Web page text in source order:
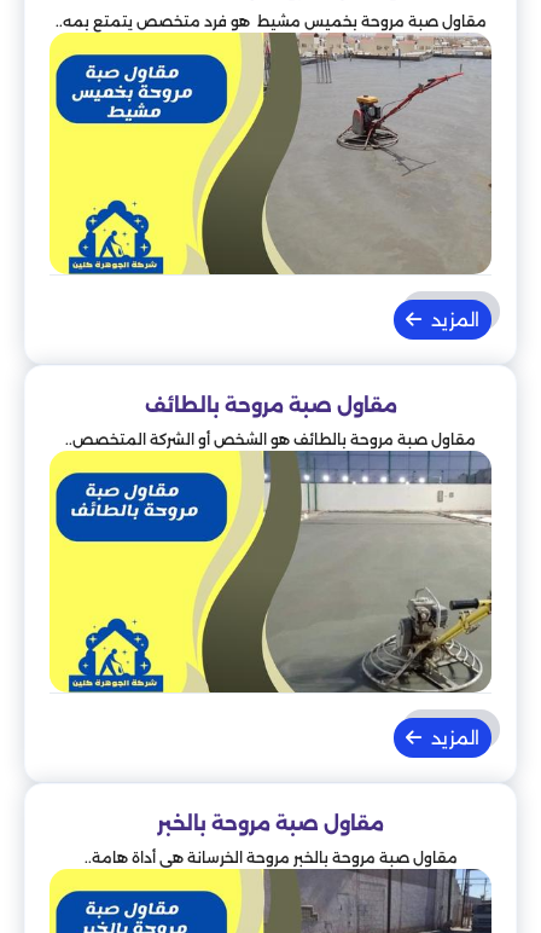
مقاول صبة مروحة بخميس مشيط هو فرد متخصص يتمتع بمه..
المزيد
مقاول صبة مروحة بالطائف
مقاول صبة مروحة بالطائف هو الشخص أو الشركة المتخصص..
المزيد
مقاول صبة مروحة بالخبر
مقاول صبة مروحة بالخبر مروحة الخرسانة هي أداة هامة..